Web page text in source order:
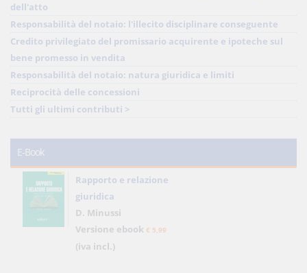
dell'atto
Responsabilità del notaio: l'illecito disciplinare conseguente
Credito privilegiato del promissario acquirente e ipoteche sul
bene promesso in vendita
Responsabilità del notaio: natura giuridica e limiti
Reciprocità delle concessioni
Tutti gli ultimi contributi >
E-Book
Rapporto e relazione
giuridica
D. Minussi
Versione ebook € 5,99
(iva incl.)